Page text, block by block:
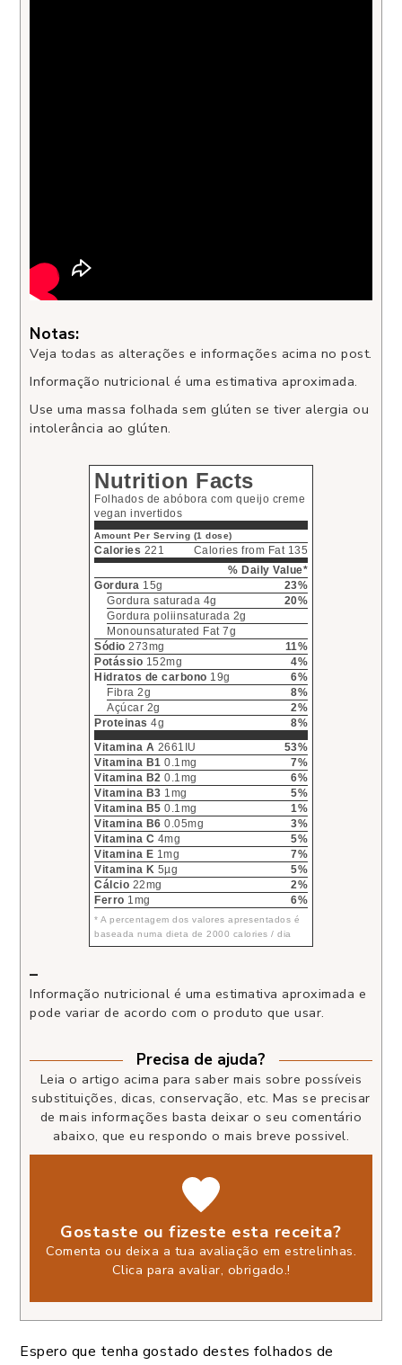
Notas:
Veja todas as alterações e informações acima no post.
Informação nutricional é uma estimativa aproximada.
Use uma massa folhada sem glúten se tiver alergia ou
intolerância ao glúten.
Nutrition Facts
Folhados de abóbora com queijo creme
vegan invertidos
Amount Per Serving (1 dose)
Calories 221
Calories from Fat 135
% Daily Value*
Gordura 15g
23%
Gordura saturada 4g
20%
Gordura poliinsaturada 2g
Monounsaturated Fat 7g
Sódio 273mg
11%
Potássio 152mg
4%
Hidratos de carbono 19g
6%
Fibra 2g
8%
Açúcar 2g
2%
Proteinas 4g
8%
Vitamina A 2661IU
53%
Vitamina B1 0.1mg
7%
Vitamina B2 0.1mg
6%
Vitamina B3 1mg
5%
Vitamina B5 0.1mg
1%
Vitamina B6 0.05mg
3%
Vitamina C 4mg
5%
Vitamina E 1mg
7%
Vitamina K 5µg
5%
Cálcio 22mg
2%
Ferro 1mg 6%
* A percentagem dos valores apresentados é
baseada numa dieta de 2000 calories / dia
–
Informação nutricional é uma estimativa aproximada e
pode variar de acordo com o produto que usar.
Precisa de ajuda?
Leia o artigo acima para saber mais sobre possíveis
substituições, dicas, conservação, etc. Mas se precisar
de mais informações basta deixar o seu comentário
abaixo, que eu respondo o mais breve possivel.
Gostaste ou fizeste esta receita?
Comenta ou deixa a tua avaliação em estrelinhas.
Clica para avaliar, obrigado.!
Espero que tenha gostado destes folhados de